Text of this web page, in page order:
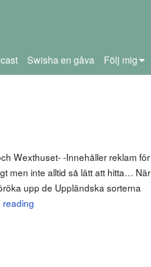
Swisha en gåva Följ mig
Wexthuset- -Innehåller reklam för
men inte alltid så lätt att hitta… När
upp de Uppländska sorterna